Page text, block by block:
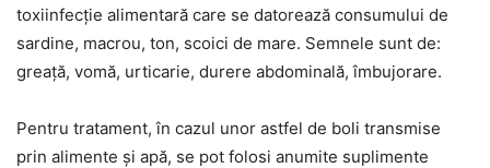
toxiinfecție alimentară care se datorează consumului de
sardine, macrou, ton, scoici de mare. Semnele sunt de:
greață, vomă, urticarie, durere abdominală, îmbujorare.
Pentru tratament, în cazul unor astfel de boli transmise
prin alimente și apă, se pot folosi anumite suplimente